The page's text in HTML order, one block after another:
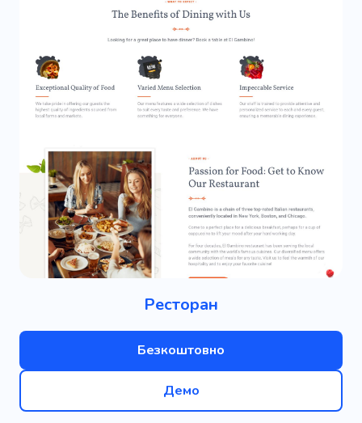
Ресторан
Безкоштовно
Демо